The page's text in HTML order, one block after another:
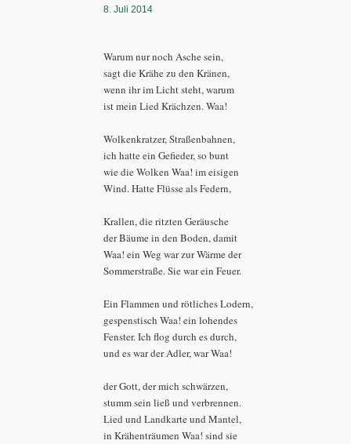
8. Juli 2014
Warum nur noch Asche sein,
sagt die Krähe zu den Kränen,
wenn ihr im Licht steht, warum
ist mein Lied Krächzen. Waa!
Wolkenkratzer, Straßenbahnen,
ich hatte ein Gefieder, so bunt
wie die Wolken Waa! im eisigen
Wind. Hatte Flüsse als Federn,
Krallen, die ritzten Geräusche
der Bäume in den Boden, damit
Waa! ein Weg war zur Wärme der
Sommerstraße. Sie war ein Feuer.
Ein Flammen und rötliches Lodern,
gespenstisch Waa! ein lohendes
Fenster. Ich flog durch es durch,
und es war der Adler, war Waa!
der Gott, der mich schwärzen,
stumm sein ließ und verbrennen.
Lied und Landkarte und Mantel,
in Krähenträumen Waa! sind sie